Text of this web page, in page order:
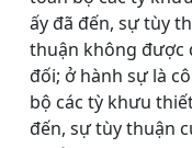
ấy đã đến, sự tùy
thuận không được
đối; ở hành sự là
bộ các tỳ khưu
đến, sự tùy thuận